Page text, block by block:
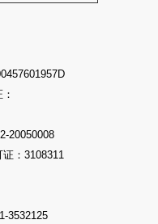
20050008
：3108311
3532125